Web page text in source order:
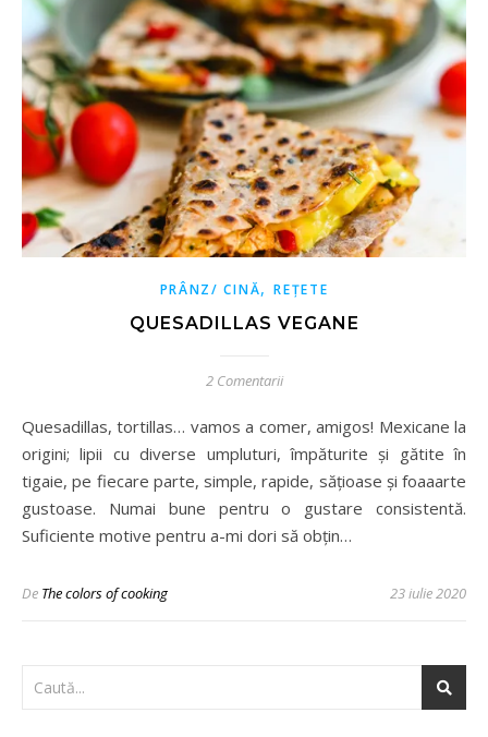
PRÂNZ/ CINĂ,REȚETE
QUESADILLAS VEGANE
2 Comentarii
Quesadillas, tortillas… vamos a comer, amigos! Mexicane la
origini; lipii cu diverse umpluturi, împăturite și gătite în
tigaie, pe fiecare parte, simple, rapide, sățioase și foaaarte
gustoase. Numai bune pentru o gustare consistentă.
Suficiente motive pentru a-mi dori să obțin…
De The colors of cooking 23 iulie 2020